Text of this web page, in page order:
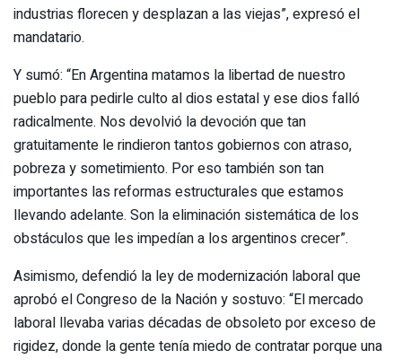
industrias florecen y desplazan a las viejas”, expresó el
mandatario.
Y sumó: “En Argentina matamos la libertad de nuestro
pueblo para pedirle culto al dios estatal y ese dios falló
radicalmente. Nos devolvió la devoción que tan
gratuitamente le rindieron tantos gobiernos con atraso,
pobreza y sometimiento. Por eso también son tan
importantes las reformas estructurales que estamos
llevando adelante. Son la eliminación sistemática de los
obstáculos que les impedían a los argentinos crecer”.
Asimismo, defendió la ley de modernización laboral que
aprobó el Congreso de la Nación y sostuvo: “El mercado
laboral llevaba varias décadas de obsoleto por exceso de
rigidez, donde la gente tenía miedo de contratar porque una